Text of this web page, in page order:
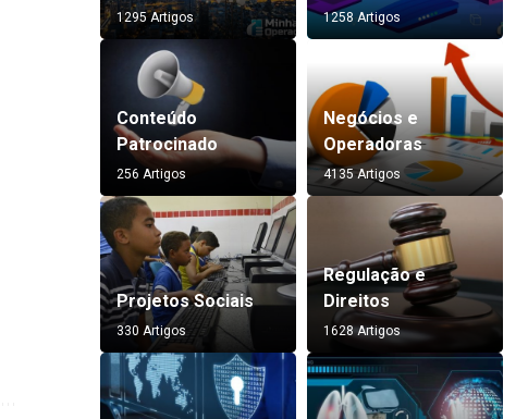
1295 Artigos 1258 Artigos
Conteúdo
Patrocinado
256 Artigos
Negócios e
Operadoras
4135 Artigos
Projetos Sociais
330 Artigos
Regulação e
Direitos
1628 Artigos